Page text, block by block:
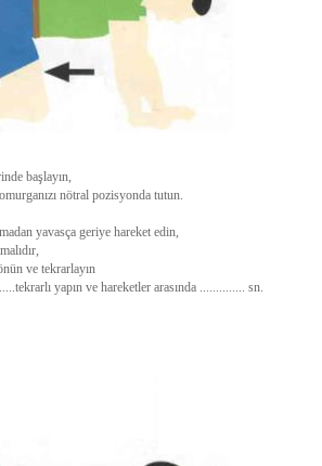
başlayın,
nötral pozisyonda tutun.
yavasça geriye hareket edin,
ve tekrarlayın
yapın ve hareketler arasında .............. sn.